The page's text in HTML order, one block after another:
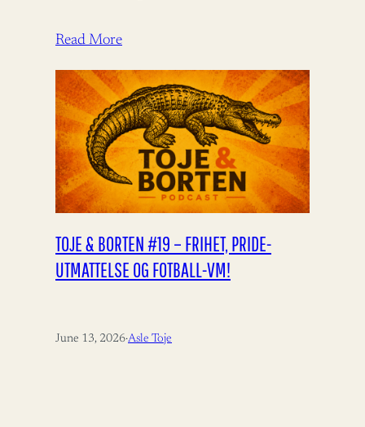
bistandsdebatten.…
Read More
TOJE & BORTEN #19 – FRIHET, PRIDE-
UTMATTELSE OG FOTBALL-VM!
June 13, 2026·Asle Toje